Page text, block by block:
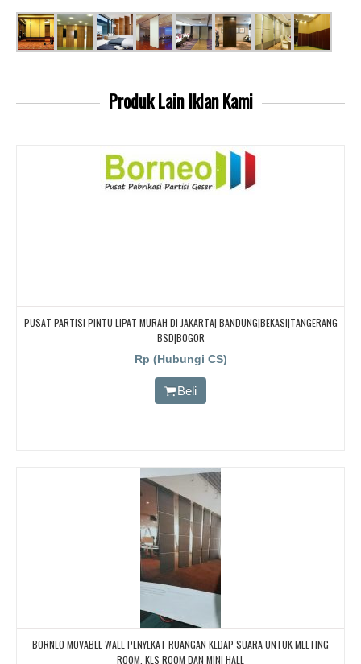
Produk LainIklan Kami
PUSAT PARTISI PINTU LIPAT MURAH DI JAKARTA| BANDUNG|BEKASI|TANGERANG
BSD|BOGOR
Rp (Hubungi CS)
Beli
BORNEO MOVABLE WALL PENYEKAT RUANGAN KEDAP SUARA UNTUK MEETING
ROOM, KLS ROOM DAN MINI HALL